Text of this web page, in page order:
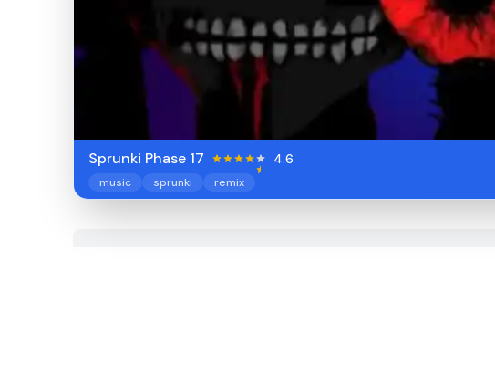
Sprunki Phase 17 4.6
music sprunki remix